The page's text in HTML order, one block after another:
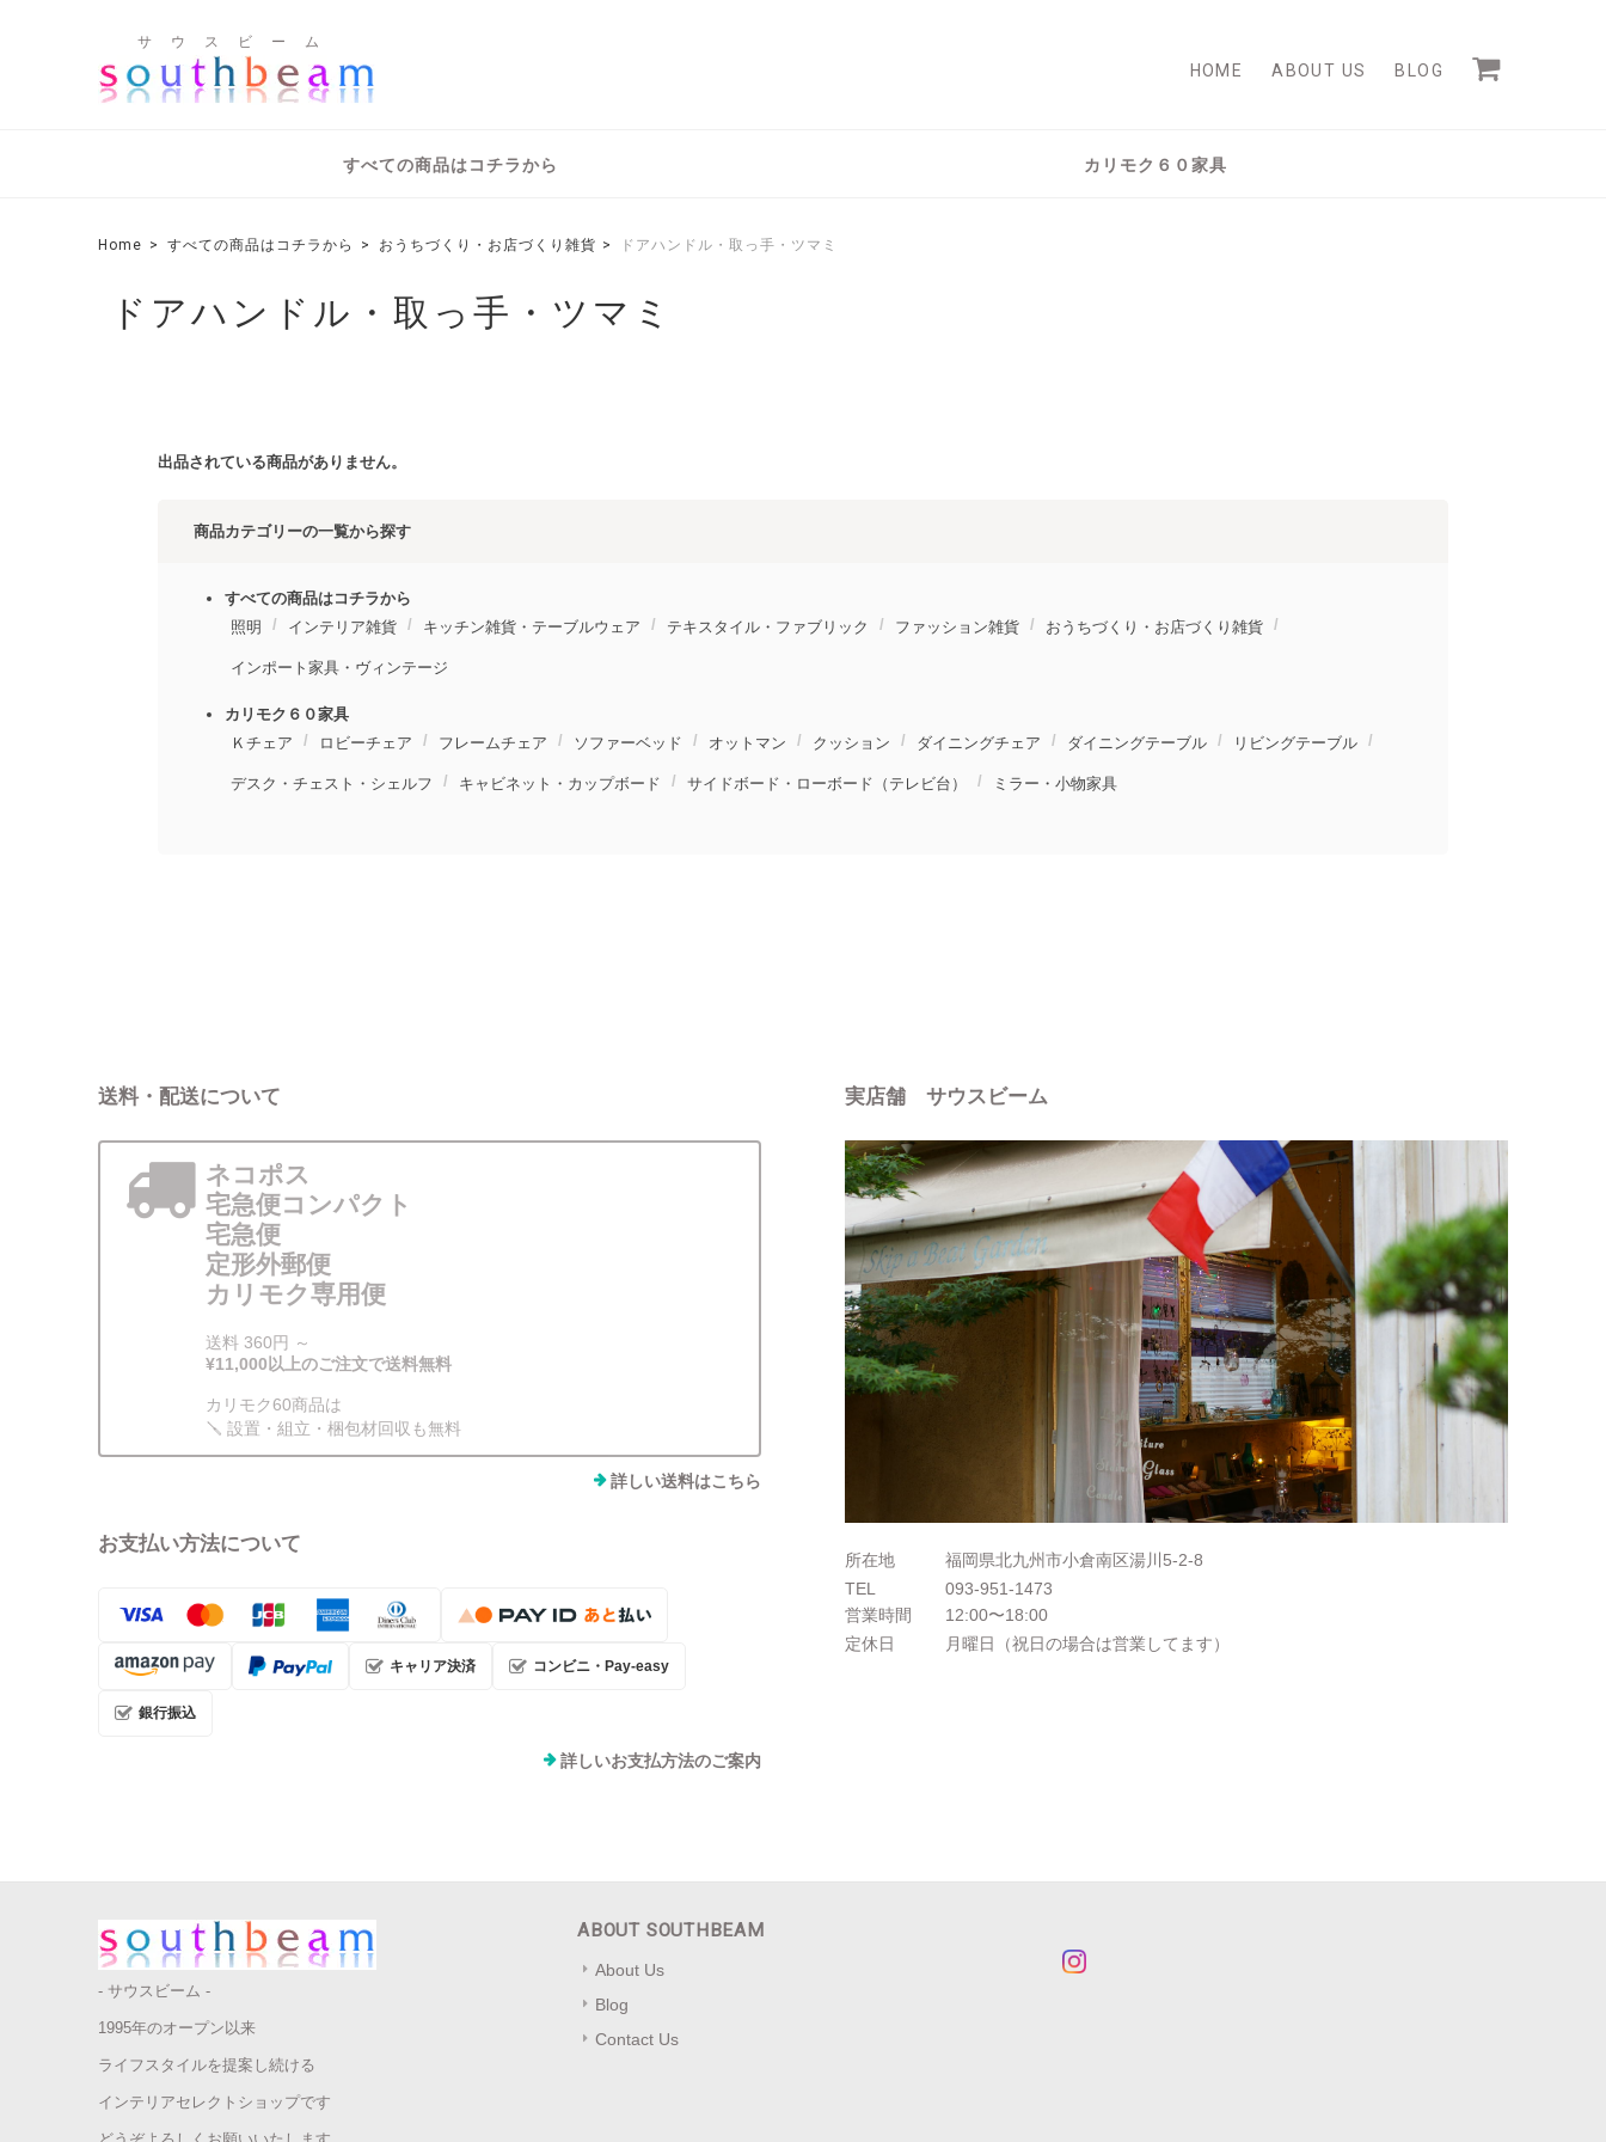
サ ウ ス ビ ー ム
HOME ABOUT US BLOG
すべての商品はコチラから カリモク６０家具
Home すべての商品はコチラから おうちづくり・お店づくり雑貨 ドアハンドル・取っ手・ツマミ
ドアハンドル・取っ手・ツマミ
出品されている商品がありません。
商品カテゴリーの一覧から探す
すべての商品はコチラから
照明
インテリア雑貨 キッチン雑貨・テーブルウェア テキスタイル・ファブリック ファッション雑貨 おうちづくり・お店づくり雑貨
インポート家具・ヴィンテージ
カリモク６０家具
Ｋチェア
ロビーチェア フレームチェア ソファーベッド オットマン クッション ダイニングチェア ダイニングテーブル リビングテーブル
デスク・チェスト・シェルフ キャビネット・カップボード サイドボード・ローボード（テレビ台） ミラー・小物家具
送料・配送について
ネコポス
宅急便コンパクト
宅急便
定形外郵便
カリモク専用便
送料 360円 ～
¥11,000以上のご注文で送料無料
カリモク60商品は
🪛 設置・組立・梱包材回収も無料
詳しい送料はこちら
お支払い方法について
キャリア決済 コンビニ・Pay-easy
銀行振込
詳しいお支払方法のご案内
実店舗 サウスビーム
所在地
福岡県北九州市小倉南区湯川5-2-8
TEL
093-951-1473
営業時間
12:00〜18:00
定休日
月曜日（祝日の場合は営業してます）
- サウスビーム -
1995年のオープン以来
ライフスタイルを提案し続ける
インテリアセレクトショップです
ABOUT SOUTHBEAM
About Us
Blog
Contact Us